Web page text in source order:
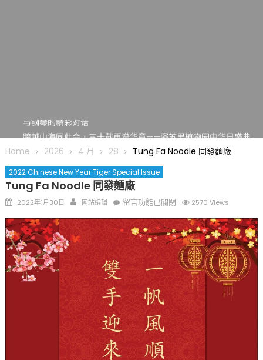
跨越山海同此会，三十载再谱华章——密苏里植物园中华日盛典
圆满举行
趣 + 水上竞速魅力
三十二载跨越时空的相逢
执掌密苏里植物园近四十年 致力推动全球植物多样性研究与中美
合作 Peter Raven 博士逝世 享年89岁
一晃三十年，初夏又相逢。中华日，等你来赴约 —— 密苏里植物
园“中华日三十周年特别报道（五）
筝声与琴韵交汇：刘励(Li Statler)与钢琴家Darek演绎一场古筝
与钢琴的精彩对话
Home 2026 4 月 28 Tung Fa Noodle 同發麵廠
2022 Chinese New Year Tiger Special Issue
Tung Fa Noodle 同發麵廠
Posted
2022年1月30日 Author
网站编辑
在
Fa
Noodle
同
發
麵
廠〉
中
留言功能已關閉 2570 Views